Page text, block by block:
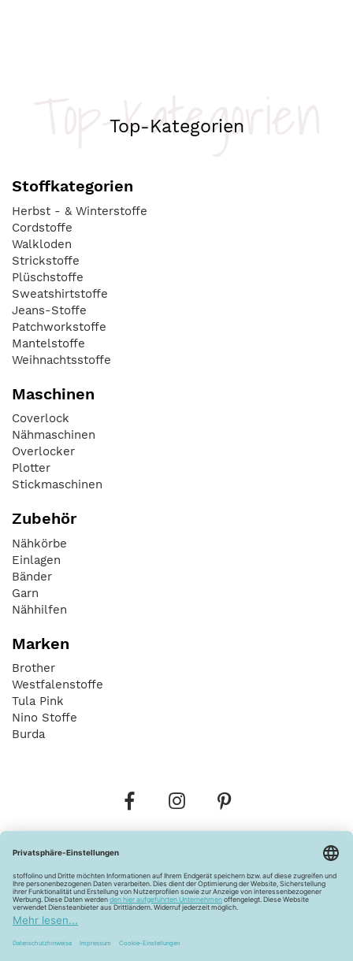
Top-Kategorien
Top-Kategorien
Stoffkategorien
Herbst - & Winterstoffe
Cordstoffe
Walkloden
Strickstoffe
Plüschstoffe
Sweatshirtstoffe
Jeans-Stoffe
Patchworkstoffe
Mantelstoffe
Weihnachtsstoffe
Maschinen
Coverlock
Nähmaschinen
Overlocker
Plotter
Stickmaschinen
Zubehör
Nähkörbe
Einlagen
Bänder
Garn
Nähhilfen
Marken
Brother
Westfalenstoffe
Tula Pink
Nino Stoffe
Burda
Widerrufsbelehrung Vertrag widerrufen
Barrierefreiheitserklärung